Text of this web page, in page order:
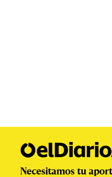
Necesitamos tu